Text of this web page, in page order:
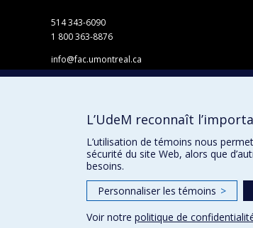
514 343-6090
1 800 363-8876
info@fac.umontreal.ca
C. P. 6128, succursale Centre-ville
Montréal QC H3C 3J7
Confidentialité Conditions d’utilisation
L’UdeM reconnaît
L’utilisation de témoins nous
sécurité du site Web, alors que
besoins.
Personnaliser les témoins >
Voir notre politique de